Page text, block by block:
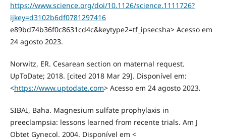
https://www.science.org/doi/10.1126/science.1111726?
ijkey=d3102b6df0781297416
e89bd74b36f0c8631cd4c&keytype2=tf_ipsecsha> Acesso em
24 agosto 2023.
Norwitz, ER. Cesarean section on maternal request.
UpToDate; 2018. [cited 2018 Mar 29]. Disponível em:
<https://www.uptodate.com> Acesso em 24 agosto 2023.
SIBAI, Baha. Magnesium sulfate prophylaxis in
preeclampsia: lessons learned from recente trials. Am J
Obtet Gynecol. 2004. Disponível em <